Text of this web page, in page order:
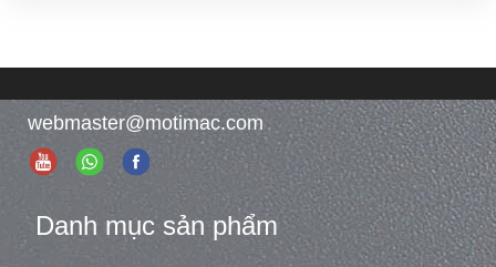
webmaster@motimac.com
Danh mục sản phẩm